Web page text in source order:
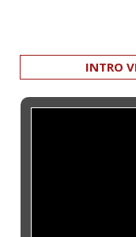
INTRO